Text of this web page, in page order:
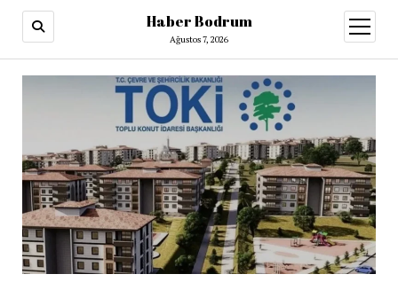
Haber Bodrum
Ağustos 7, 2026
aç